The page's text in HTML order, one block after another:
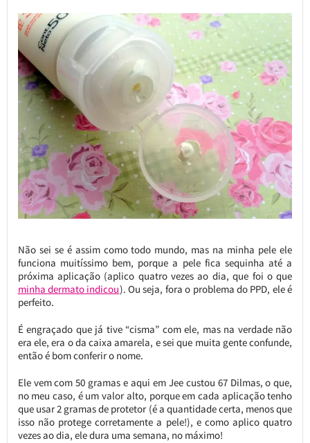
Não sei se é assim como todo mundo, mas na minha pele ele
funciona muitíssimo bem, porque a pele fica sequinha até a
próxima aplicação (aplico quatro vezes ao dia, que foi o que
minha dermato indicou). Ou seja, fora o problema do PPD, ele é
perfeito.
É engraçado que já tive “cisma” com ele, mas na verdade não
era ele, era o da caixa amarela, e sei que muita gente confunde,
então é bom conferir o nome.
Ele vem com 50 gramas e aqui em Jee custou 67 Dilmas, o que,
no meu caso, é um valor alto, porque em cada aplicação tenho
que usar 2 gramas de protetor (é a quantidade certa, menos que
isso não protege corretamente a pele!), e como aplico quatro
vezes ao dia, ele dura uma semana, no máximo!